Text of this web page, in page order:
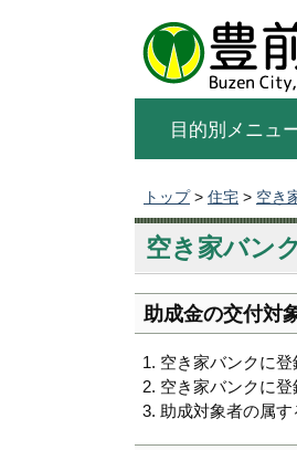
目的別メニュ
トップ> 住宅 > 空き
空き家バン
助成金の交付対
空き家バンクに
空き家バンクに
助成対象者の属す